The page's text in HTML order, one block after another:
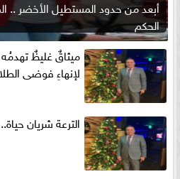
أبعد من حدود المستطيل الأخضر ..
الحكم
ميثاقٌ غليظٌ
لإنهاءِ فوضى
الترعة شريان